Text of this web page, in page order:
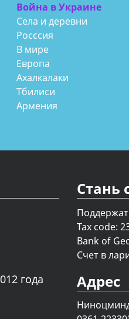
Война в Украине
Села и деревни
Росссия
В мире
Европа
Ахалкалаки
Тбилиси
Армения
года
Стань
Tax code:
Bank of
Счет в
Адрес